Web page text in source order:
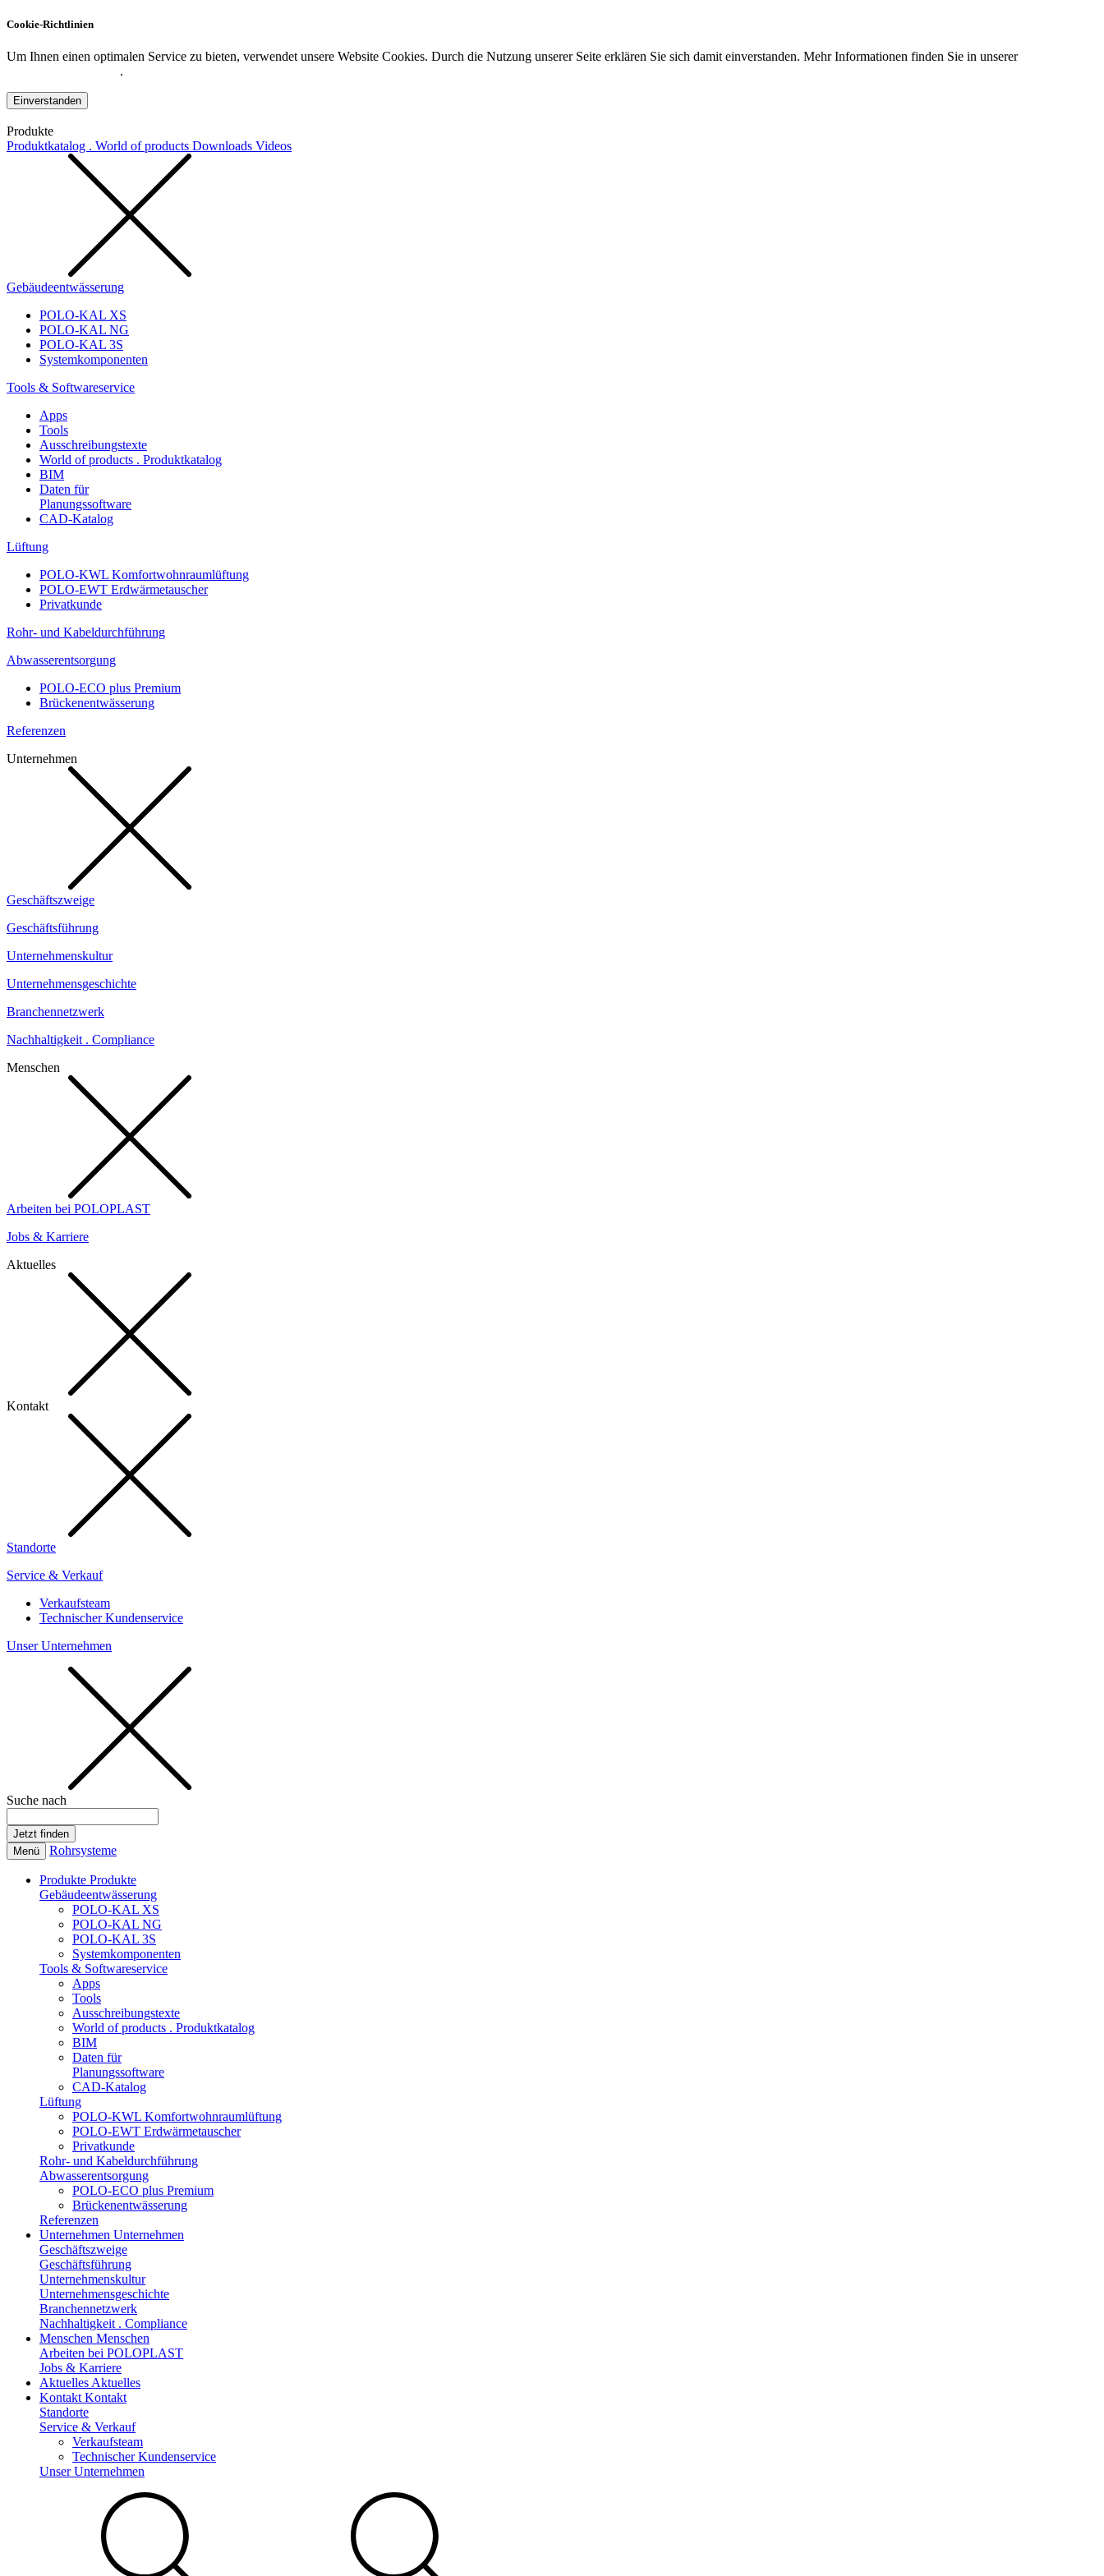
Cookie-Richtlinien
Um Ihnen einen optimalen Service zu bieten, verwendet unsere Website Cookies. Durch die Nutzung unserer Seite erklären Sie sich damit einverstanden. Mehr Informationen finden Sie in unserer
.
Einverstanden
Produkte
Produktkatalog . World of products Downloads Videos
Gebäudeentwässerung
POLO-KAL XS
POLO-KAL NG
POLO-KAL 3S
Systemkomponenten
Tools & Softwareservice
Apps
Tools
Ausschreibungstexte
World of products . Produktkatalog
BIM
Daten für
Planungssoftware
CAD-Katalog
Lüftung
POLO-KWL Komfortwohnraumlüftung
POLO-EWT Erdwärmetauscher
Privatkunde
Rohr- und Kabeldurchführung
Abwasserentsorgung
POLO-ECO plus Premium
Brückenentwässerung
Referenzen
Unternehmen
Geschäftszweige
Geschäftsführung
Unternehmenskultur
Unternehmensgeschichte
Branchennetzwerk
Nachhaltigkeit . Compliance
Menschen
Arbeiten bei POLOPLAST
Jobs & Karriere
Aktuelles
Kontakt
Standorte
Service & Verkauf
Verkaufsteam
Technischer Kundenservice
Unser Unternehmen
Suche nach
Menü Rohrsysteme
Produkte Produkte
Gebäudeentwässerung
POLO-KAL XS
POLO-KAL NG
POLO-KAL 3S
Systemkomponenten
Tools & Softwareservice
Apps
Tools
Ausschreibungstexte
World of products . Produktkatalog
BIM
Daten für
Planungssoftware
CAD-Katalog
Lüftung
POLO-KWL Komfortwohnraumlüftung
POLO-EWT Erdwärmetauscher
Privatkunde
Rohr- und Kabeldurchführung
Abwasserentsorgung
POLO-ECO plus Premium
Brückenentwässerung
Referenzen
Unternehmen Unternehmen
Geschäftszweige
Geschäftsführung
Unternehmenskultur
Unternehmensgeschichte
Branchennetzwerk
Nachhaltigkeit . Compliance
Menschen Menschen
Arbeiten bei POLOPLAST
Jobs & Karriere
Aktuelles Aktuelles
Kontakt Kontakt
Standorte
Service & Verkauf
Verkaufsteam
Technischer Kundenservice
Unser Unternehmen